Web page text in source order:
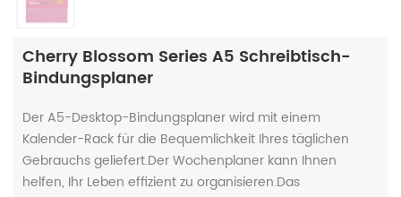
Cherry Blossom Series A5 Schreibtisch-
Bindungsplaner
Der A5-Desktop-Bindungsplaner wird mit einem
Kalender-Rack für die Bequemlichkeit Ihres täglichen
Gebrauchs geliefert.Der Wochenplaner kann Ihnen
helfen, Ihr Leben effizient zu organisieren.Das